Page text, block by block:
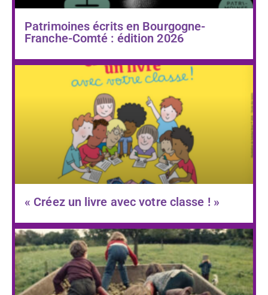
Patrimoines écrits en Bourgogne-
Franche-Comté : édition 2026
« Créez un livre avec votre classe ! »